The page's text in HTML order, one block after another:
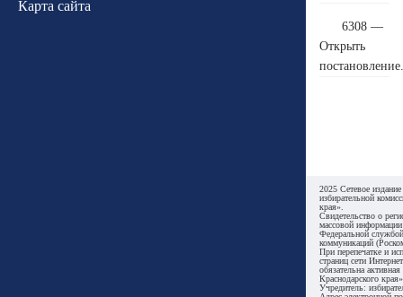
Карта сайта
6308 —
Открыть
2025 Сетевое
избирательной
края».
Свидетельство о
массовой
Федеральной
коммуникаций
При перепечатке и
страниц сети Интернет
обязательна
Краснодарского
Учредитель: